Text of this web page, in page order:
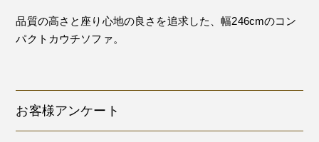
品質の高さと座り心地の良さを追求した、幅246cmのコン
パクトカウチソファ。
お客様アンケート